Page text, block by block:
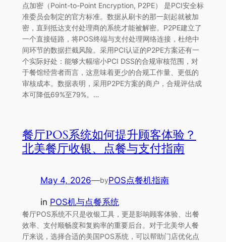
点加密（Point-to-Point Encryption, P2PE） 是PCI安全标
准委员会制定的官方标准。数据从刷卡的那一刻起就被加
密，直到抵达支付处理商的系统才能被解密。P2PE建立了
一个直接链路，将POS终端与支付处理网络连接，杜绝中
间环节的数据拦截风险。采用PCI认证的P2PE方案还有一
个实际好处：能够大幅缩小PCI DSS的合规审核范围，对
于餐馆经营者而言，这意味着更少的合规工作量、更低的
审核成本。数据表明，采用P2PE方案的商户，合规评估成
本可降低69%至79%。…
餐厅POS系统如何提升顾客体验？
北美餐厅收银、点餐与支付指南
May 4, 2026—byPOS点餐机指南
in POS机与点餐系统
餐厅POS系统不只是收银工具，更是影响顾客体验、出餐
效率、支付顺畅度和复购率的重要后台。对于北美华人餐
厅来说，选择合适的美国POS系统，可以帮助门店优化点